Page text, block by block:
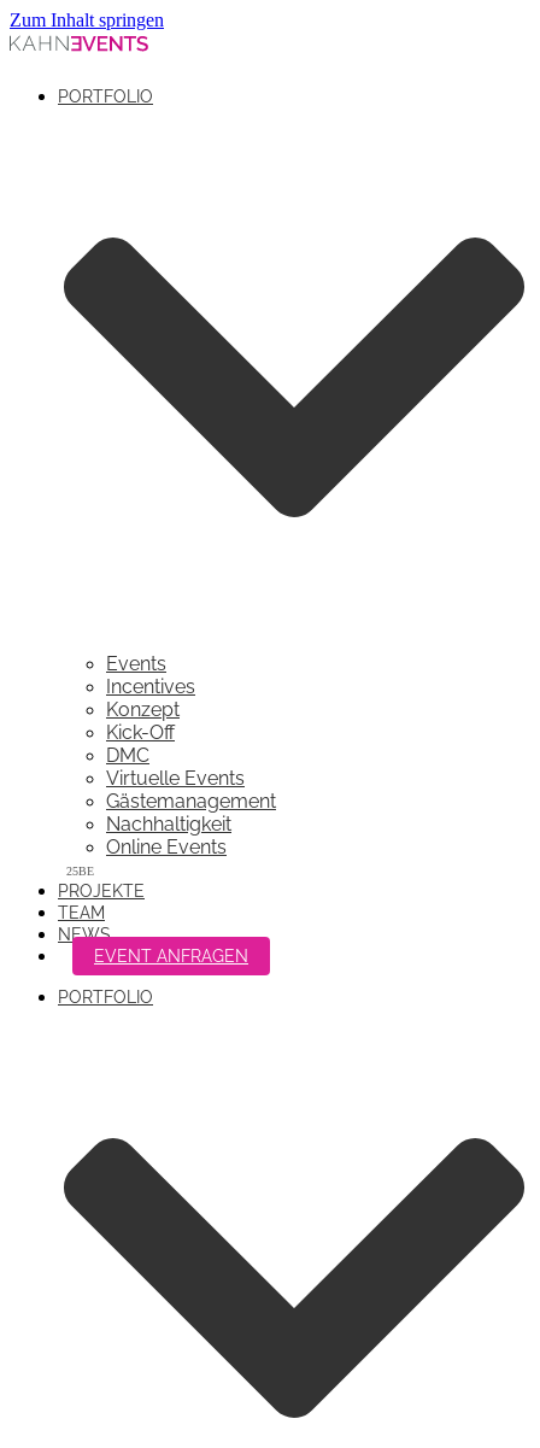
Zum Inhalt springen
PORTFOLIO
Events
Incentives
Konzept
Kick-Off
DMC
Virtuelle Events
Gästemanagement
Nachhaltigkeit
Online Events
PROJEKTE
TEAM
NEWS
EVENT ANFRAGEN
PORTFOLIO